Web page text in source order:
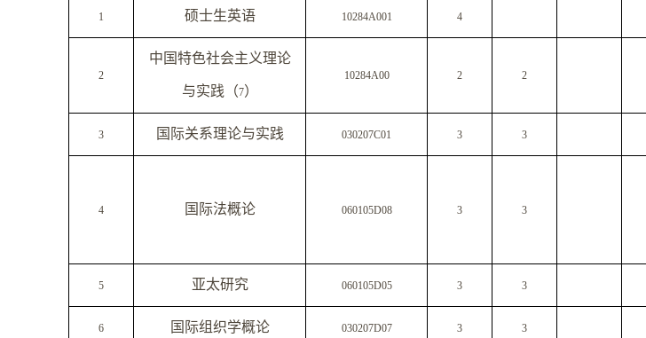
1 硕士生英语 10284A001 4
2
中国特色社会主义理论
与实践（7）
10284A00 2 2
3 国际关系理论与实践 030207C01 3 3
4 国际法概论 060105D08 3 3
5 亚太研究 060105D05 3 3
6 国际组织学概论 030207D07 3 3